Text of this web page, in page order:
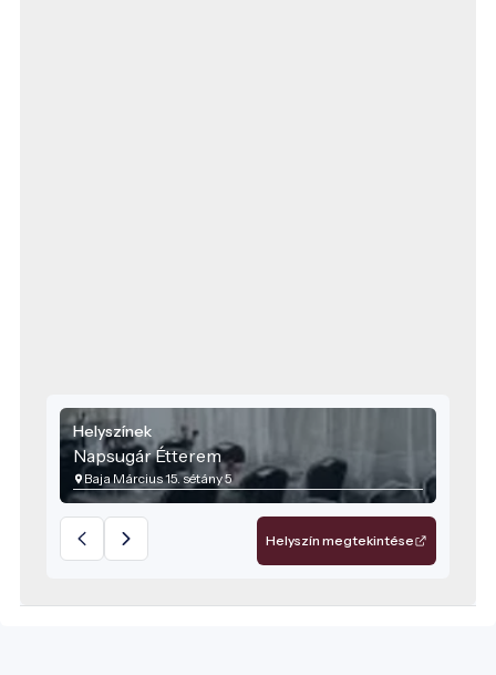
Helyszínek
Napsugár Étterem
Baja Március 15. sétány 5
Helyszín megtekintése